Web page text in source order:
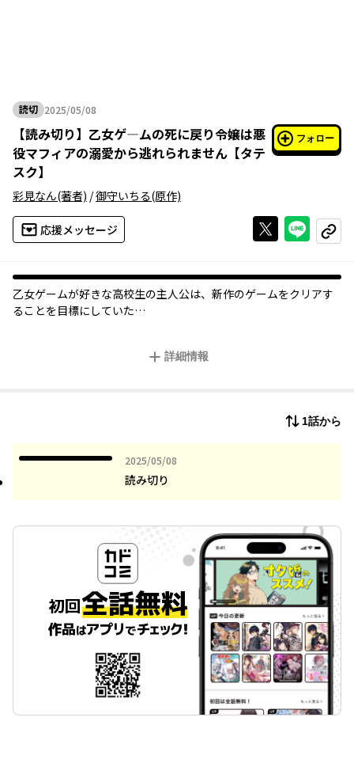
読切 2025/05/08
2025年05月08日
【読み切り】 乙女ゲ―ムの死に戻り令嬢は悪
役マフィアの溺愛から逃れられません【タテ
スク】
フォロー
彩見なん(著者) /御守いちる(原作)
応援メッセージ Xで投稿する
ライン
コピー
乙女ゲームが好きな高校生の主人公は、新作のゲームをクリアす
ることを目標にしていた
次にマリーが目覚めると、シャオに人質として選ばれた時に時間
が巻き戻っていることに
詳細情報
1話から
2025/05/08
2025年05月08日
読み切り